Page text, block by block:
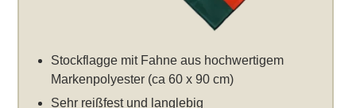
Stockflagge mit Fahne aus hochwertigem
Markenpolyester (ca 60 x 90 cm)
Sehr reißfest und langlebig